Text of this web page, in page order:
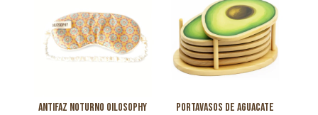
Antifaz Noturno Oilosophy Portavasos de Aguacate